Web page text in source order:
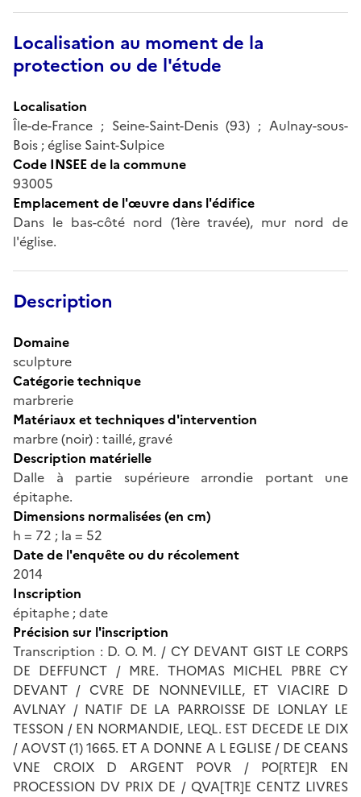
Localisation au moment de la
protection ou de l'étude
Localisation
Île-de-France ; Seine-Saint-Denis (93) ; Aulnay-sous-
Bois ; église Saint-Sulpice
Code INSEE de la commune
93005
Emplacement de l'œuvre dans l'édifice
Dans le bas-côté nord (1ère travée), mur nord de
l'église.
Description
Domaine
sculpture
Catégorie technique
marbrerie
Matériaux et techniques d'intervention
marbre (noir) : taillé, gravé
Description matérielle
Dalle à partie supérieure arrondie portant une
épitaphe.
Dimensions normalisées (en cm)
h = 72 ; la = 52
Date de l'enquête ou du récolement
2014
Inscription
épitaphe ; date
Précision sur l'inscription
Transcription : D. O. M. / CY DEVANT GIST LE CORPS
DE DEFFUNCT / MRE. THOMAS MICHEL PBRE CY
DEVANT / CVRE DE NONNEVILLE, ET VIACIRE D
AVLNAY / NATIF DE LA PARROISSE DE LONLAY LE
TESSON / EN NORMANDIE, LEQL. EST DECEDE LE DIX
/ AOVST (1) 1665. ET A DONNE A L EGLISE / DE CEANS
VNE CROIX D ARGENT POVR / PO[RTE]R EN
PROCESSION DV PRIX DE / QVA[TR]E CENTZ LIVRES